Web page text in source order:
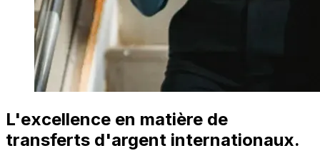
L'excellence en matière de
transferts d'argent internationaux.